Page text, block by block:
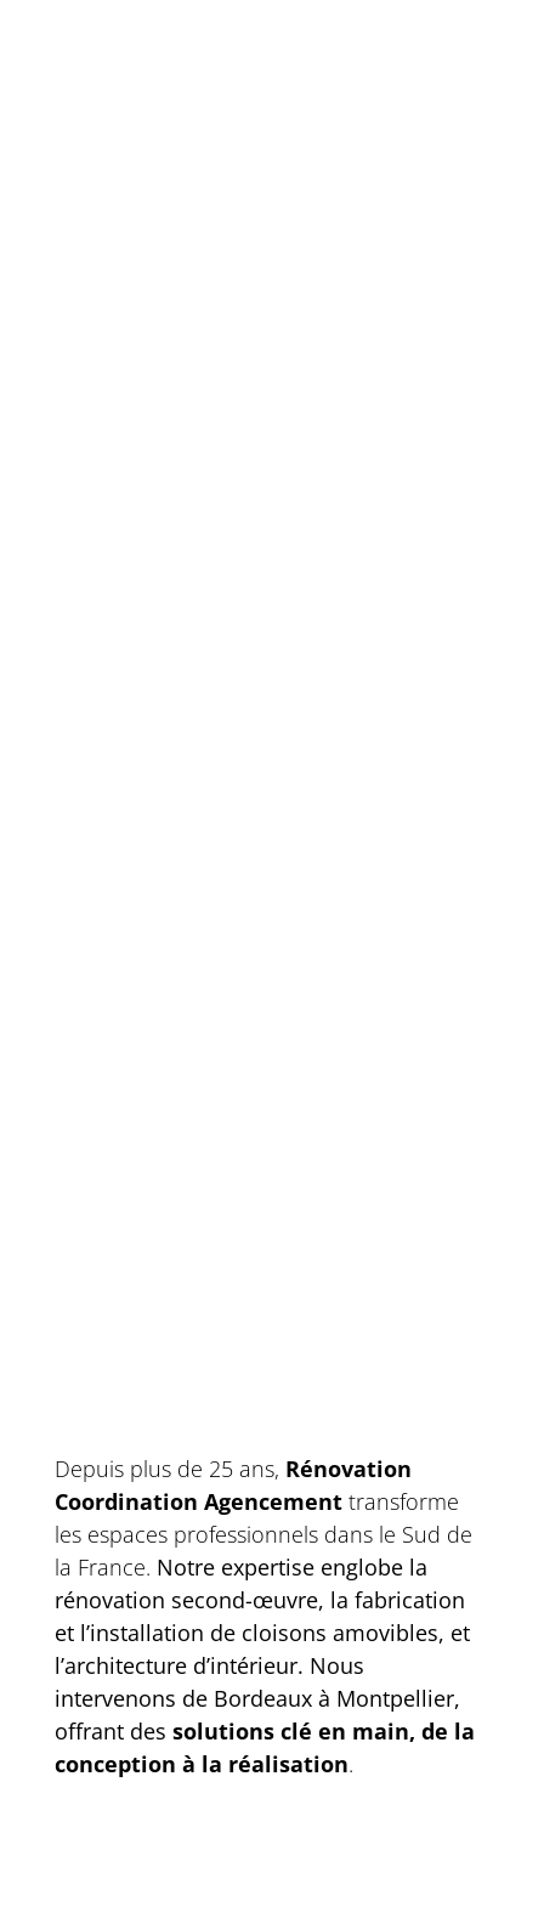
Depuis plus de 25 ans, Rénovation
Coordination Agencementtransforme
les espaces professionnels dans le Sud de
la France. Notre expertise englobe la
rénovation second-œuvre, la fabrication
et l’installation de cloisons amovibles, et
l’architecture d’intérieur. Nous
intervenons de Bordeaux à Montpellier,
offrant des solutions clé en main, de la
conception à la réalisation.